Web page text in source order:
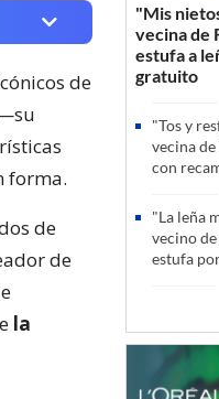
de
forma.
de
de
la
"Mis
vecina de
estufa a
gratuito
"Tos y
vecina
con
"La leña
vecino
estufa